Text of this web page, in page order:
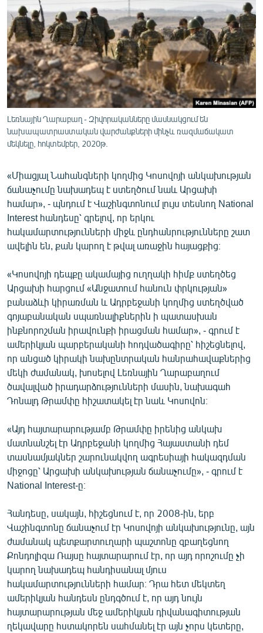
ՄՇԱԿՈՒՅԹ
ՍՊՈՐՏ
ՄԵԿՆԱԲԱՆՈՒԹՅՈՒՆ
ՏՏ ԵՒ ԻՆՏԵՐՆԵՏ
ԿՈՐՈՆԱՎԻՐՈՒՍ
ԱՐԽԻՎ
ՏԵՍԱՆՅՈՒԹԵՐ
ՁԳՏԵԼՈՎ ԼԱՎԱԳՈՒՅՆԻՆ
ՓՈԴՔԱՍԹ
Հայերեն
English
Русский
ՀԵՏԵՎԵՔ ՄԵԶ
«Ազատության» բոլոր կայքերը
Լեռնային Ղարաբաղ - Զիվորականները մասնակցում են
նախապատրաստական վարժանքների մինչև ռազմաճակատ
մեկնելը, հոկտեմբեր, 2020թ.
«Միացյալ Նահանգների կողմից Կոսովոյի անկախության
ճանաչումը նախադեպ է ստեղծում նաև Արցախի
համար», - պնդում է Վաշինգտոնում լույս տեսնող National
Interest հանդեսը՝ գրելով, որ երկու
հակամարտությունների միջև ընդհանրությունները շատ
ավելին են, քան կարող է թվալ առաջին հայացքից։
«Կոսովոյի դեպքը ակամայից ուղղակի հիմք ստեղծեց
Արցախի հարցում «Անջատում հանուն փրկության»
բանաձևի կիրառման և Ադրբեջանի կողմից ստեղծված
գոյաբանական սպառնալիքներին ի պատասխան
ինքնորոշման իրավունքի իրացման համար», - գրում է
ամերիկյան պարբերականի հոդվածագիրը՝ հիշեցնելով,
որ անցած կիրակի նախընտրական հանրահավաքներից
մեկի ժամանակ, խոսելով Լեռնային Ղարաբաղում
ծավալված իրադարձությունների մասին, նախագահ
Դոնալդ Թրամփը հիշատակել էր նաև Կոսովոն։
«Այդ հայտարարությամբ Թրամփը իրենից անկախ
մատնանշել էր Ադրբեջանի կողմից Հայաստանի դեմ
տասնամյակներ շարունակվող ագրեսիայի հակազդման
միջոցը՝ Արցախի անկախության ճանաչումը», - գրում է
National Interest-ը։
Հանդեսը, սակայն, հիշեցնում է, որ 2008-ին, երբ
Վաշինգտոնը ճանաչում էր Կոսովոյի անկախությունը, այն
ժամանակ պետքարտուղարի պաշտոնը զբաղեցնող
Քոնդոլիզա Ռայսը հայտարարում էր, որ այդ որոշումը չի
կարող նախադեպ հանդիսանալ մյուս
հակամարտությունների համար։ Դրա հետ մեկտեղ
ամերիկյան հանդեսն ընդգծում է, որ այդ նույն
հայտարարության մեջ ամերիկյան դիվանագիտության
ղեկավարը հստակորեն սահմանել էր այն չորս կետերը,